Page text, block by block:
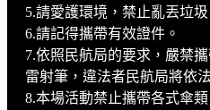
5.請愛護環境，禁止亂丟垃圾
6.請記得攜帶有效證件。
7.依照民航局的要求，嚴禁
雷射筆，違法者民航局將依
8.本場活動禁止攜帶各式傘